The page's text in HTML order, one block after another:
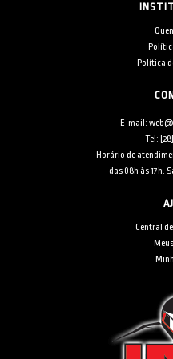
Política
E-mail:
Tel:
Horário de
das 08h às 17h.
Central